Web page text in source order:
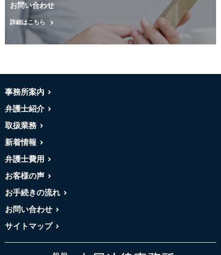
お問い合わせ
詳細はこちら
事務所案内
弁護士紹介
取扱業務
新着情報
弁護士費用
お客様の声
お手続きの流れ
お問い合わせ
サイトマップ